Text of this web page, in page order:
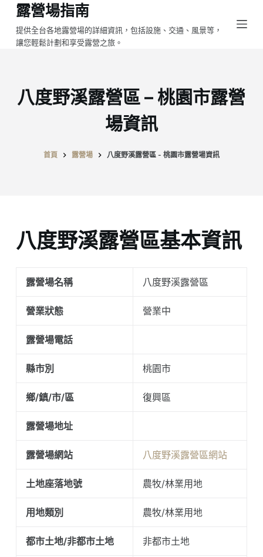
跳
至
主
露營場指南
提供全台各地露營場的詳細資訊，包括設施、交通、風景等，
讓您輕鬆計劃和享受露營之旅。
八度野溪露營區 – 桃園市露營
場資訊
首頁 露營場 八度野溪露營區 - 桃園市露營場資訊
八度野溪露營區基本資訊
露營場名稱 八度野溪露營區
營業狀態 營業中
露營場電話
縣市別 桃園市
鄉/鎮/市/區 復興區
露營場地址
露營場網站 八度野溪露營區網站
土地座落地號 農牧/林業用地
用地類別 農牧/林業用地
都市土地/非都市土地 非都市土地